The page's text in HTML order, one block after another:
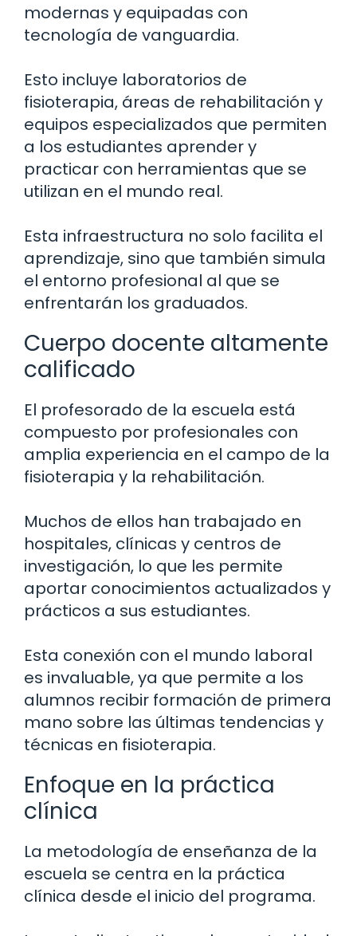
modernas y equipadas con
tecnología de vanguardia.
Esto incluye laboratorios de
fisioterapia, áreas de rehabilitación y
equipos especializados que permiten
a los estudiantes aprender y
practicar con herramientas que se
utilizan en el mundo real.
Esta infraestructura no solo facilita el
aprendizaje, sino que también simula
el entorno profesional al que se
enfrentarán los graduados.
Cuerpo docente altamente
calificado
El profesorado de la escuela está
compuesto por profesionales con
amplia experiencia en el campo de la
fisioterapia y la rehabilitación.
Muchos de ellos han trabajado en
hospitales, clínicas y centros de
investigación, lo que les permite
aportar conocimientos actualizados y
prácticos a sus estudiantes.
Esta conexión con el mundo laboral
es invaluable, ya que permite a los
alumnos recibir formación de primera
mano sobre las últimas tendencias y
técnicas en fisioterapia.
Enfoque en la práctica
clínica
La metodología de enseñanza de la
escuela se centra en la práctica
clínica desde el inicio del programa.